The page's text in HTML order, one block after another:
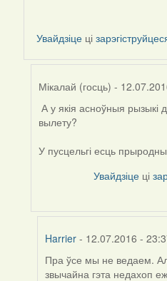
Увайдзіце ці
Мікалай (госць) -
In
reply
by
А у якія асноўныя рызыкі
вылету?
У пусцельгі есць
Увайдзіце ці
Harrier - 12.07.2016 -
In
Пра ўсе мы не ведаем.
звычайна гэта недахоп